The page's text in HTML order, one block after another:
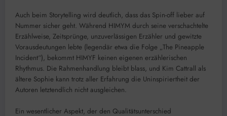
Auch beim Storytelling wird deutlich, dass das Spin-off lieber auf
Nummer sicher geht. Während HIMYM durch seine verschachtelte
Erzählweise, Zeitsprünge, unzuverlässigen Erzähler und gewitzte
Vorausdeutungen lebte (legendär etwa die Folge „The Pineapple
Incident“), bekommt HIMYF keinen eigenen erzählerischen
Rhythmus. Die Rahmenhandlung bleibt blass, und Kim Cattrall als
ältere Sophie kann trotz aller Erfahrung die Uninspiriertheit der
Autoren letztendlich nicht ausgleichen.
Ein wesentlicher Aspekt, der den Qualitätsunterschied